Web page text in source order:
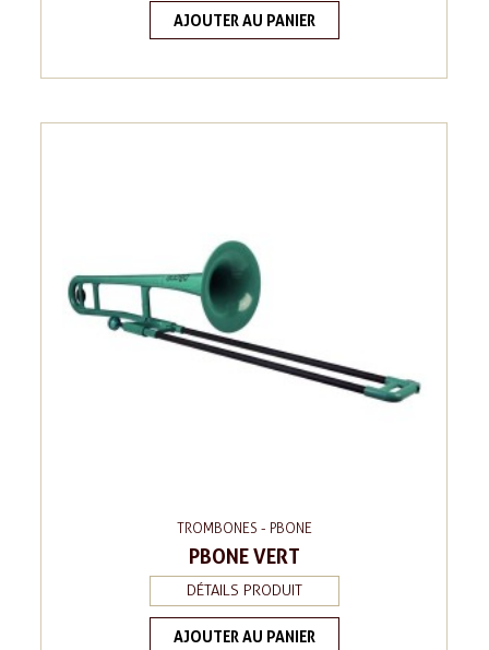
AJOUTER AU PANIER
TROMBONES - PBONE
PBONE VERT
DÉTAILS PRODUIT
AJOUTER AU PANIER